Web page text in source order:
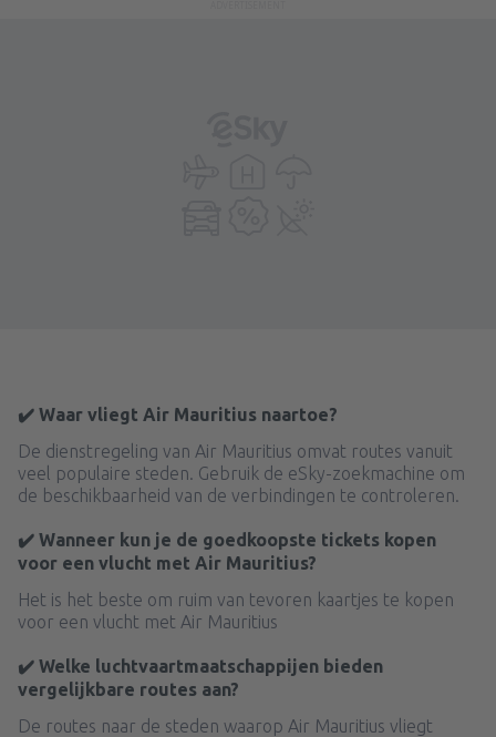
✔️ Waar vliegt Air Mauritius naartoe?
De dienstregeling van Air Mauritius omvat routes vanuit
veel populaire steden. Gebruik de eSky-zoekmachine om
de beschikbaarheid van de verbindingen te controleren.
✔️ Wanneer kun je de goedkoopste tickets kopen
voor een vlucht met Air Mauritius?
Het is het beste om ruim van tevoren kaartjes te kopen
voor een vlucht met Air Mauritius
✔️ Welke luchtvaartmaatschappijen bieden
vergelijkbare routes aan?
De routes naar de steden waarop Air Mauritius vliegt